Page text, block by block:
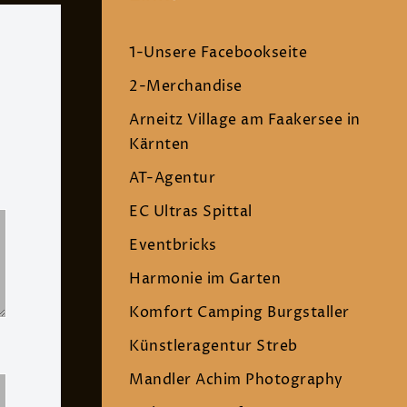
1-Unsere Facebookseite
2-Merchandise
Arneitz Village am Faakersee in
Kärnten
AT-Agentur
EC Ultras Spittal
Eventbricks
Harmonie im Garten
Komfort Camping Burgstaller
Künstleragentur Streb
Mandler Achim Photography